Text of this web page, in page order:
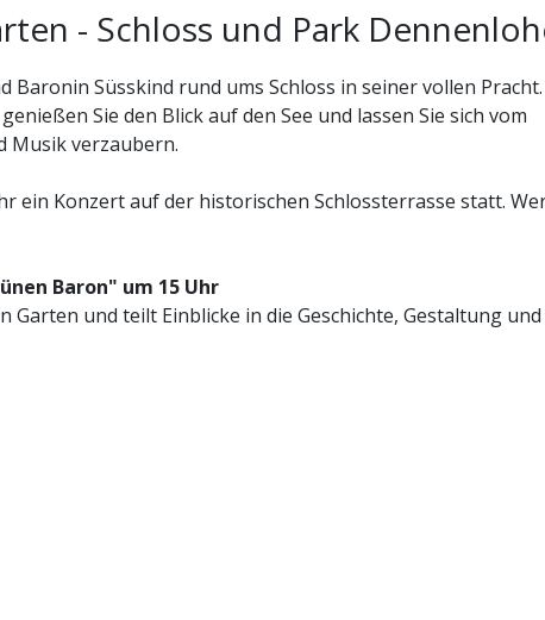
- Schloss und Park
Baronin Süsskind rund ums Schloss in seiner vollen Pracht.
Sie den Blick auf den See und lassen Sie sich vom
Musik verzaubern.
ein Konzert auf der historischen Schlossterrasse statt.
Baron" um 15 Uhr
und teilt Einblicke in die Geschichte, Gestaltung und